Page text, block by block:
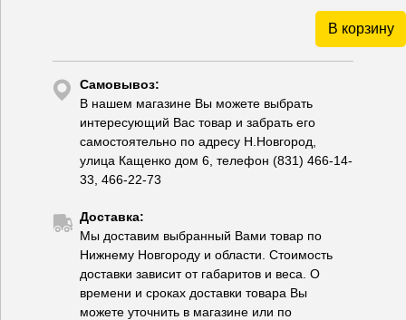
В корзину
Самовывоз:
В нашем магазине Вы можете выбрать
интересующий Вас товар и забрать его
самостоятельно по адресу Н.Новгород,
улица Кащенко дом 6, телефон (831) 466-14-
33, 466-22-73
Доставка:
Мы доставим выбранный Вами товар по
Нижнему Новгороду и области. Стоимость
доставки зависит от габаритов и веса. О
времени и сроках доставки товара Вы
можете уточнить в магазине или по